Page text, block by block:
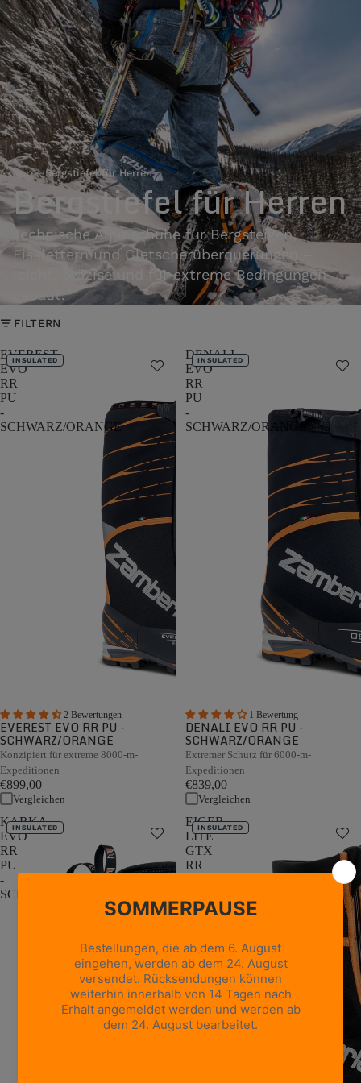
Home›Bergstiefel für Herren
Bergstiefel für Herren
Technische Alpinschuhe für Bergsteigen,
Eisklettern und Gletscherüberquerungen –
leicht, präzise und für extreme Bedingungen
gebaut.
FILTERN
EVEREST
EVO
RR
PU
-
SCHWARZ/ORANGE
2 Bewertungen
INSULATED
EVEREST EVO RR PU -
SCHWARZ/ORANGE
Konzipiert für extreme 8000-m-
Expeditionen
€899,00
Vergleichen
DENALI
EVO
RR
PU
-
SCHWARZ/ORANGE
1 Bewertung
INSULATED
DENALI EVO RR PU -
SCHWARZ/ORANGE
Extremer Schutz für 6000-m-
Expeditionen
€839,00
Vergleichen
KARKA
EVO
RR
PU
-
SCHWARZ/ORANGE
INSULATED
EIGER
LITE
GTX
RR
-
INSULATED